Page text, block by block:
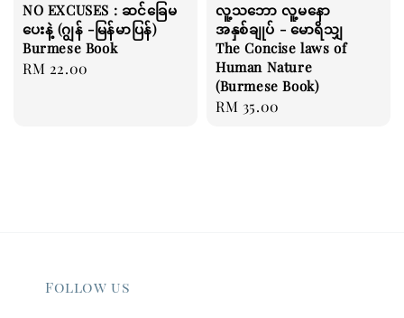
NO EXCUSES : ဆင်ခြေမ
ပေးနဲ့ (ဂျွန် -မြန်မာပြန်)
Burmese Book
Regular
RM 22.00
လူ့သဘော လူ့မနော
အနှစ်ချုပ် - မောရိသျှ
The Concise laws of
Human Nature
(Burmese Book)
Regular
RM 35.00
Follow us